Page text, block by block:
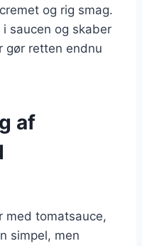
og rig smag.
saucen og skaber
gør retten endnu
af
med tomatsauce,
simpel, men